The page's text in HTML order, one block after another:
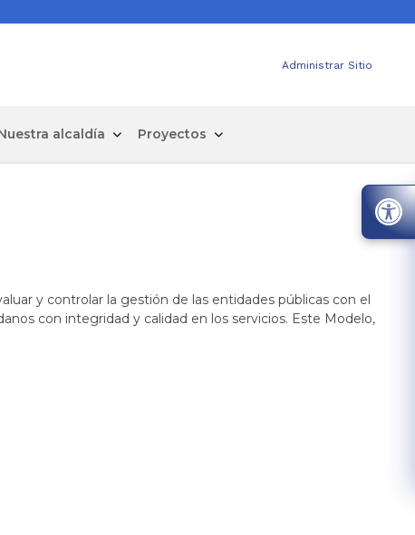
Administrar Sitio
alcaldía Proyectos
y controlar la gestión de las entidades públicas con el
con integridad y calidad en los servicios. Este Modelo,